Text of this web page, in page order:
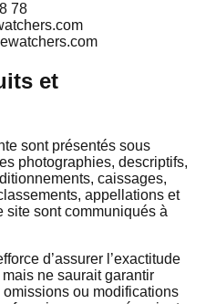
78
et
sont présentés sous
photographies, descriptifs,
caissages,
appellations et
site sont communiqués à
d’assurer l’exactitude
ne saurait garantir
omissions ou modifications